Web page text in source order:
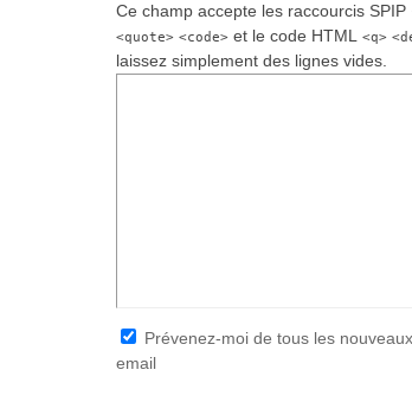
Ce champ accepte les raccourcis SPIP
<quote> <code> et le code HTML<q>
laissez simplement des lignes vides.
Prévenez-moi de tous les
email